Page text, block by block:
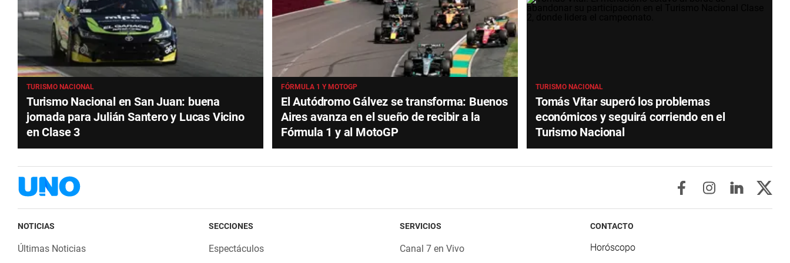
TURISMO NACIONAL
Turismo Nacional en San Juan: buena
jornada para Julián Santero y Lucas Vicino
en Clase 3
FÓRMULA 1 Y MOTOGP
El Autódromo Gálvez se transforma: Buenos
Aires avanza en el sueño de recibir a la
Fórmula 1 y al MotoGP
TURISMO NACIONAL
Tomás Vitar superó los problemas
económicos y seguirá corriendo en el
Turismo Nacional
NOTICIAS
Últimas Noticias
SECCIONES
Espectáculos
SERVICIOS
Canal 7 en Vivo
CONTACTO
Horóscopo